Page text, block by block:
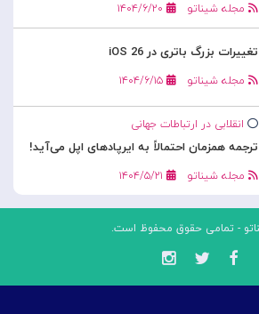
مجله شیناتو ۱۴۰۴/۶/۲۰
تغییرات بزرگ باتری در iOS 26
مجله شیناتو ۱۴۰۴/۶/۱۵
انقلابی در ارتباطات جهانی
ترجمه همزمان احتمالاً به ایرپادهای اپل می‌آید!
مجله شیناتو ۱۴۰۴/۵/۲۱
- تمامی حقوق محفوظ است.